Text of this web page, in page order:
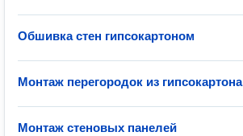
Обшивка стен гипсокартоном
Монтаж перегородок из гипсокартона
Монтаж стеновых панелей